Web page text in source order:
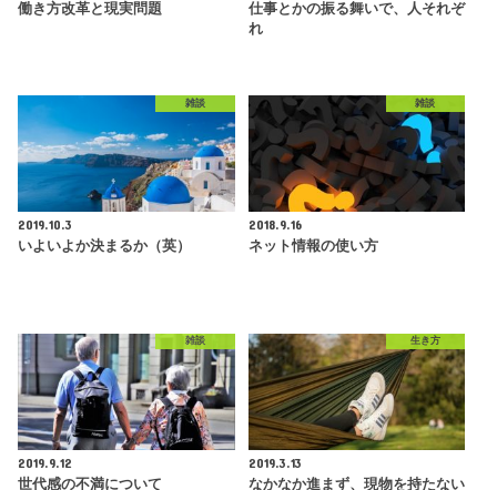
働き方改革と現実問題
仕事とかの振る舞いで、人それぞ
れ
雑談
2019.10.3
いよいよか決まるか（英）
雑談
2018.9.16
ネット情報の使い方
雑談
2019.9.12
世代感の不満について
生き方
2019.3.13
なかなか進まず、現物を持たない